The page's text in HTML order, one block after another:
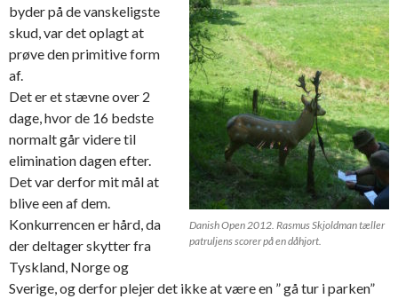
Danish Open 2012. Rasmus Skjoldman tæller
patruljens scorer på en dåhjort.
byder på de vanskeligste
skud, var det oplagt at
prøve den primitive form
af.
Det er et stævne over 2
dage, hvor de 16 bedste
normalt går videre til
elimination dagen efter.
Det var derfor mit mål at
blive een af dem.
Konkurrencen er hård, da
der deltager skytter fra
Tyskland, Norge og
Sverige, og derfor plejer det ikke at være en ” gå tur i parken”